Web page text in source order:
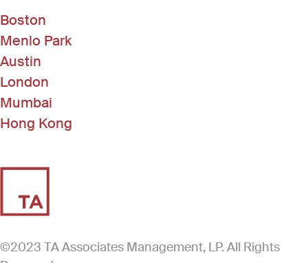
Boston
Menlo Park
Austin
London
Mumbai
Hong Kong
©2023 TA Associates Management, LP. All Rights